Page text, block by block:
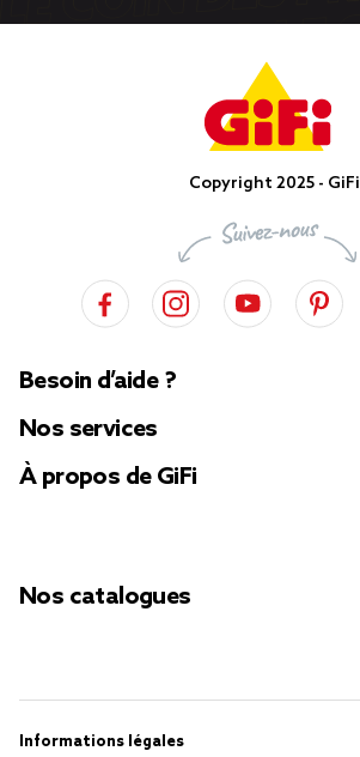
Copyright 2025 - GiFi
Besoin d’aide ?
Nos services
À propos de GiFi
Nos catalogues
Informations légales